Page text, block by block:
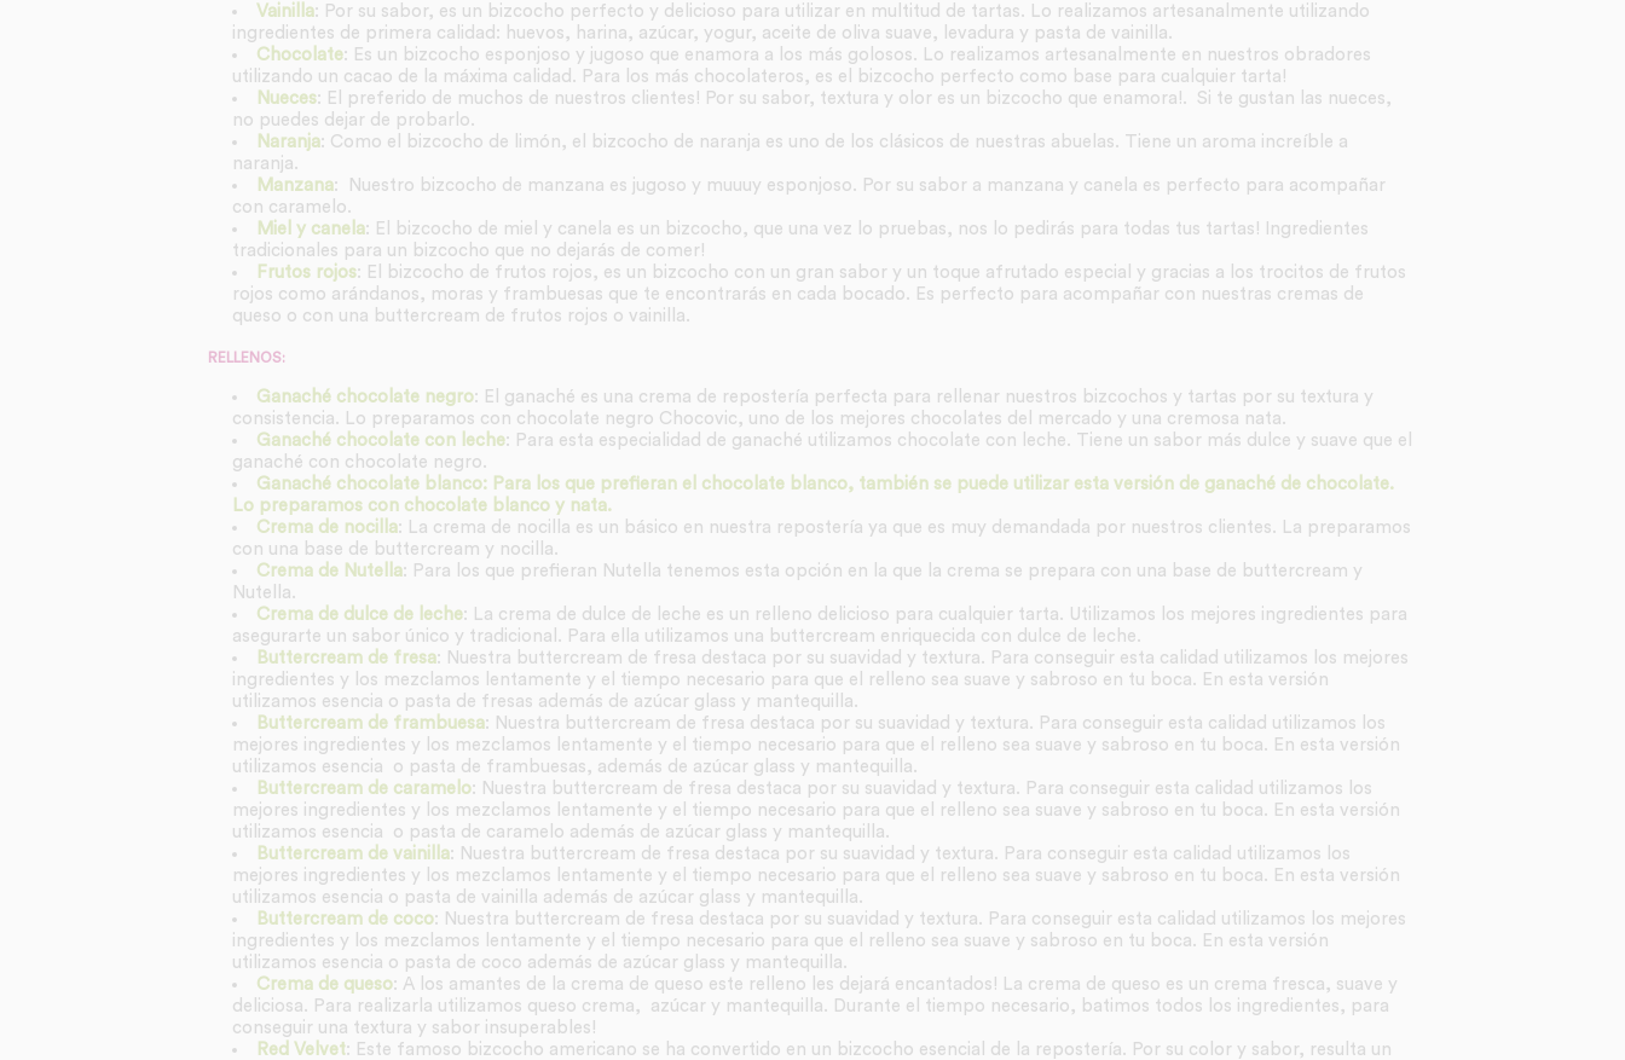
Vainilla: Por su sabor, es un bizcocho perfecto y delicioso para utilizar en multitud de tartas. Lo realizamos artesanalmente utilizando
ingredientes de primera calidad: huevos, harina, azúcar, yogur, aceite de oliva suave, levadura y pasta de vainilla.
Chocolate: Es un bizcocho esponjoso y jugoso que enamora a los más golosos. Lo realizamos artesanalmente en nuestros obradores
utilizando un cacao de la máxima calidad. Para los más chocolateros, es el bizcocho perfecto como base para cualquier tarta!
Nueces: El preferido de muchos de nuestros clientes! Por su sabor, textura y olor es un bizcocho que enamora!. Si te gustan las nueces,
no puedes dejar de probarlo.
Naranja: Como el bizcocho de limón, el bizcocho de naranja es uno de los clásicos de nuestras abuelas. Tiene un aroma increíble a
naranja.
Manzana: Nuestro bizcocho de manzana es jugoso y muuuy esponjoso. Por su sabor a manzana y canela es perfecto para acompañar
con caramelo.
Miel y canela: El bizcocho de miel y canela es un bizcocho, que una vez lo pruebas, nos lo pedirás para todas tus tartas! Ingredientes
tradicionales para un bizcocho que no dejarás de comer!
Frutos rojos: El bizcocho de frutos rojos, es un bizcocho con un gran sabor y un toque afrutado especial y gracias a los trocitos de frutos
rojos como arándanos, moras y frambuesas que te encontrarás en cada bocado. Es perfecto para acompañar con nuestras cremas de
queso o con una buttercream de frutos rojos o vainilla.
RELLENOS:
Ganaché chocolate negro: El ganaché es una crema de repostería perfecta para rellenar nuestros bizcochos y tartas por su textura y
consistencia. Lo preparamos con chocolate negro Chocovic, uno de los mejores chocolates del mercado y una cremosa nata.
Ganaché chocolate con leche: Para esta especialidad de ganaché utilizamos chocolate con leche. Tiene un sabor más dulce y suave que el
ganaché con chocolate negro.
Ganaché chocolate blanco: Para los que prefieran el chocolate blanco, también se puede utilizar esta versión de ganaché de chocolate.
Lo preparamos con chocolate blanco y nata.
Crema de nocilla: La crema de nocilla es un básico en nuestra repostería ya que es muy demandada por nuestros clientes. La preparamos
con una base de buttercream y nocilla.
Crema de Nutella: Para los que prefieran Nutella tenemos esta opción en la que la crema se prepara con una base de buttercream y
Nutella.
Crema de dulce de leche: La crema de dulce de leche es un relleno delicioso para cualquier tarta. Utilizamos los mejores ingredientes para
asegurarte un sabor único y tradicional. Para ella utilizamos una buttercream enriquecida con dulce de leche.
Buttercream de fresa: Nuestra buttercream de fresa destaca por su suavidad y textura. Para conseguir esta calidad utilizamos los mejores
ingredientes y los mezclamos lentamente y el tiempo necesario para que el relleno sea suave y sabroso en tu boca. En esta versión
utilizamos esencia o pasta de fresas además de azúcar glass y mantequilla.
Buttercream de frambuesa: Nuestra buttercream de fresa destaca por su suavidad y textura. Para conseguir esta calidad utilizamos los
mejores ingredientes y los mezclamos lentamente y el tiempo necesario para que el relleno sea suave y sabroso en tu boca. En esta versión
utilizamos esencia o pasta de frambuesas, además de azúcar glass y mantequilla.
Buttercream de caramelo: Nuestra buttercream de fresa destaca por su suavidad y textura. Para conseguir esta calidad utilizamos los
mejores ingredientes y los mezclamos lentamente y el tiempo necesario para que el relleno sea suave y sabroso en tu boca. En esta versión
utilizamos esencia o pasta de caramelo además de azúcar glass y mantequilla.
Buttercream de vainilla: Nuestra buttercream de fresa destaca por su suavidad y textura. Para conseguir esta calidad utilizamos los
mejores ingredientes y los mezclamos lentamente y el tiempo necesario para que el relleno sea suave y sabroso en tu boca. En esta versión
utilizamos esencia o pasta de vainilla además de azúcar glass y mantequilla.
Buttercream de coco: Nuestra buttercream de fresa destaca por su suavidad y textura. Para conseguir esta calidad utilizamos los mejores
ingredientes y los mezclamos lentamente y el tiempo necesario para que el relleno sea suave y sabroso en tu boca. En esta versión
utilizamos esencia o pasta de coco además de azúcar glass y mantequilla.
Crema de queso: A los amantes de la crema de queso este relleno les dejará encantados! La crema de queso es un crema fresca, suave y
deliciosa. Para realizarla utilizamos queso crema, azúcar y mantequilla. Durante el tiempo necesario, batimos todos los ingredientes, para
conseguir una textura y sabor insuperables!
Red Velvet: Este famoso bizcocho americano se ha convertido en un bizcocho esencial de la repostería. Por su color y sabor, resulta un